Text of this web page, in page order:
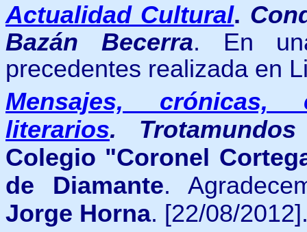
Actualidad Cultural.
Bazán Becerra. En
precedentes realizada en
Mensajes, crónicas,
literarios.
Colegio "Coronel
de Diamante.
Jorge Horna. [22/08/